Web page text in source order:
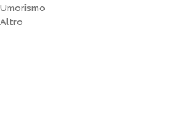
Umorismo
Altro